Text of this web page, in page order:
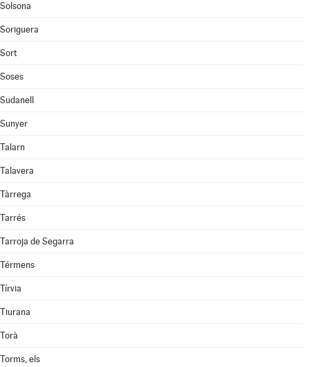
Solsona
Soriguera
Sort
Soses
Sudanell
Sunyer
Talarn
Talavera
Tàrrega
Tarrés
Tarroja de Segarra
Térmens
Tírvia
Tiurana
Torà
Torms, els